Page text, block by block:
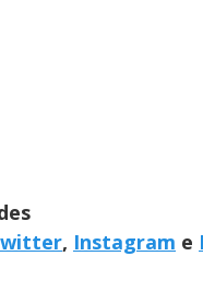
, Instagram e